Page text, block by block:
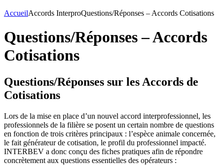
AccueilAccords InterproQuestions/Réponses – Accords Cotisations
Questions/Réponses – Accords
Cotisations
Questions/Réponses sur les Accords de
Cotisations
Lors de la mise en place d’un nouvel accord interprofessionnel, les
professionnels de la filière se posent un certain nombre de questions
en fonction de trois critères principaux : l’espèce animale concernée,
le fait générateur de cotisation, le profil du professionnel impacté.
INTERBEV a donc conçu des fiches pratiques afin de répondre
concrètement aux questions essentielles des opérateurs :